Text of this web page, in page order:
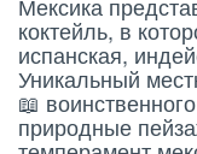
коктейль, в
испанская,
Уникальный
📖
природные